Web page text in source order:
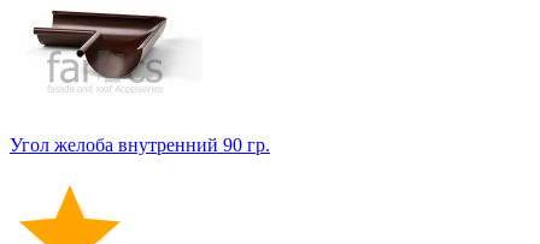
Угол желоба внутренний 90 гр.